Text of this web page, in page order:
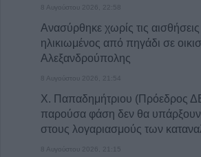
8 Αυγούστου 2026, 22:58
Ανασύρθηκε χωρίς τις αισθήσεις
ηλικιωμένος από πηγάδι σε
Αλεξανδρούπολης
8 Αυγούστου 2026, 21:54
Χ. Παπαδημήτριου (Πρόεδρος
παρούσα φάση δεν θα υπάρξουν
στους λογαριασμούς των
8 Αυγούστου 2026, 21:15